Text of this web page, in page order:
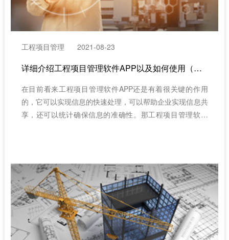
工程项目管理 2021-08-23
详细介绍工程项目管理软件APP以及如何使用（红圈CRM的工程项目管理软件APP）
在目前看来工程项目管理软件APP还是有着很关键的作用
的，它可以实现信息的快速处理，可以帮助企业实现信息共
享，还可以统计确保信息的准确性。那工程项目管理软件